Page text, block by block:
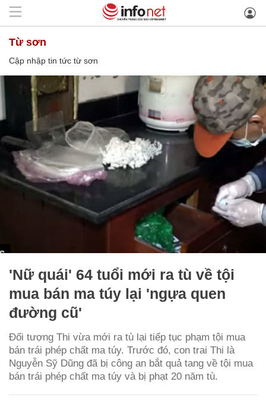
từ sơn
Cập nhập tin tức từ sơn
'Nữ quái' 64 tuổi mới ra tù về tội
mua bán ma túy lại 'ngựa quen
đường cũ'
Đối tượng Thi vừa mới ra tù lại tiếp tục phạm tội mua
bán trái phép chất ma túy. Trước đó, con trai Thi là
Nguyễn Sỹ Dũng đã bị công an bắt quả tang về tội mua
bán trái phép chất ma túy và bị phạt 20 năm tù.